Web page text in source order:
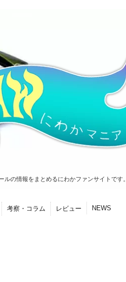
ルの情報をまとめるにわかファンサイトです。
考察・コラム レビュー NEWS